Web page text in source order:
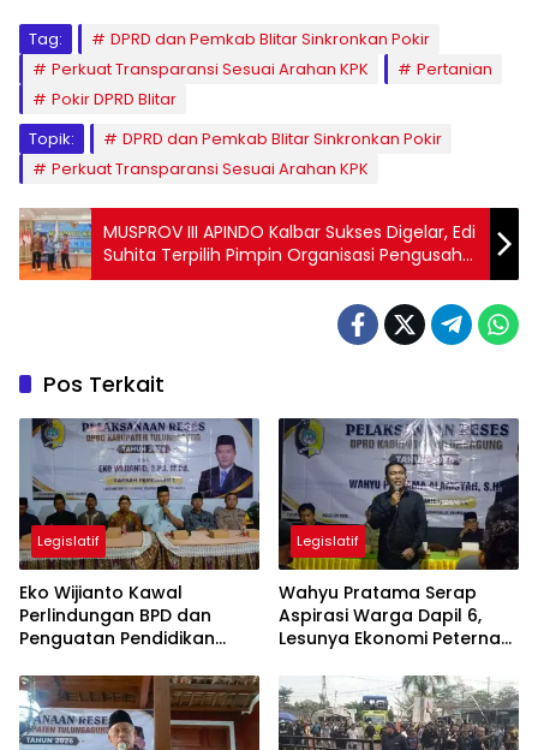
Tag:
DPRD dan Pemkab Blitar Sinkronkan Pokir
Perkuat Transparansi Sesuai Arahan KPK
Pertanian
Pokir DPRD Blitar
Topik:
DPRD dan Pemkab Blitar Sinkronkan Pokir
Perkuat Transparansi Sesuai Arahan KPK
MUSPROV III APINDO Kalbar Sukses Digelar, Edi
Suhita Terpilih Pimpin Organisasi Pengusaha
hingga 2031
Pos Terkait
Legislatif
Eko Wijianto Kawal
Perlindungan BPD dan
Penguatan Pendidikan
Legislatif
Wahyu Pratama Serap
Aspirasi Warga Dapil 6,
Lesunya Ekonomi Peternak